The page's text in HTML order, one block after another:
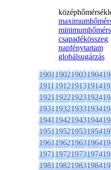
csapadékösszeg
napfénytartam
globálsugárzás
1901190219031904
1911191219131914
1921192219231924
1931193219331934
1941194219431944
1951195219531954
1961196219631964
1971197219731974
1981198219831984